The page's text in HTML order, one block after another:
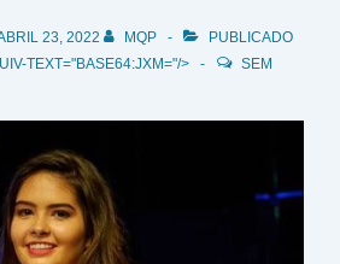
23, 2022 MQP
PUBLICADO
TEXT="BASE64:JXM="/>
SEM